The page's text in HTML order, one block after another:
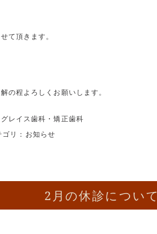
て頂きます。
の程よろしくお願いします。
グレイス歯科・矯正歯科
リ： お知らせ
2月の休診について